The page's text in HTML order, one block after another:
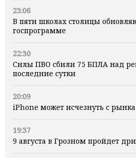
23:06
В пяти школах столицы
госпрограмме
22:30
Силы ПВО сбили 75 БПЛА над
последние сутки
20:09
iPhone может исчезнуть с рынка
19:37
9 августа в Грозном пройдет